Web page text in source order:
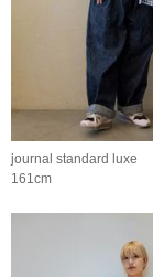
journal standard luxe
161cm